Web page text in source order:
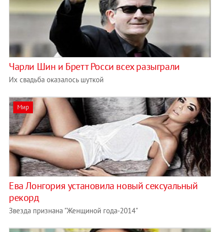
Чарли Шин и Бретт Росси всех разыграли
Их свадьба оказалось шуткой
Мир
Ева Лонгория установила новый сексуальный
рекорд
Звезда признана "Женщиной года-2014"